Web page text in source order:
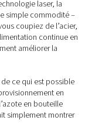
gaz en bouteille
terme.
gèrent désormais leur
en interne.
un système d’azote
de cohérence et de